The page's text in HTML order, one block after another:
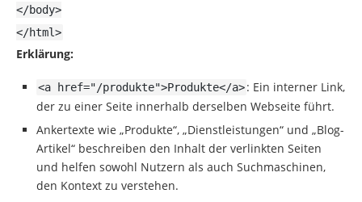
</body>
</html>
Erklärung:
<a href="/produkte">Produkte</a>: Ein interner Link,
der zu einer Seite innerhalb derselben Webseite führt.
Ankertexte wie „Produkte“, „Dienstleistungen“ und „Blog-
Artikel“ beschreiben den Inhalt der verlinkten Seiten
und helfen sowohl Nutzern als auch Suchmaschinen,
den Kontext zu verstehen.